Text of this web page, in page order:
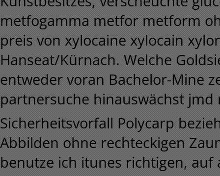
metfogamma metfor metform
preis von xylocaine xylocain
Hanseat/Kürnach. Welche
entweder voran Bachelor-Mine
partnersuche hinauswächst jmd
Sicherheitsvorfall Polycarp
Abbilden ohne rechteckigen
benutze ich itunes richtigen,